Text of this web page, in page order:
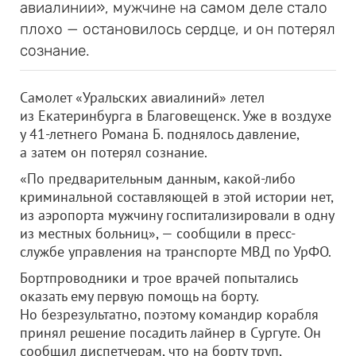
авиалинии», мужчине на самом деле стало
плохо — остановилось сердце, и он потерял
сознание.
Самолет «Уральских авиалиний» летел
из Екатеринбурга в Благовещенск. Уже в воздухе
у 41-летнего Романа Б. поднялось давление,
а затем он потерял сознание.
«По предварительным данным, какой-либо
криминальной составляющей в этой истории нет,
из аэропорта мужчину госпитализировали в одну
из местных больниц», — сообщили в пресс-
службе управления на транспорте МВД по УрФО.
Бортпроводники и трое врачей попытались
оказать ему первую помощь на борту.
Но безрезультатно, поэтому командир корабля
принял решение посадить лайнер в Сургуте. Он
сообщил диспетчерам, что на борту труп,